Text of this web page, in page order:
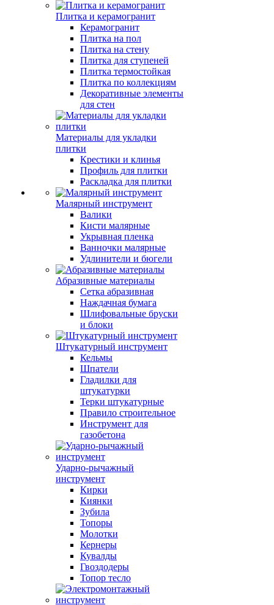
Плитка и керамогранит
Керамогранит
Плитка на пол
Плитка на стену
Плитка для ступеней
Плитка термостойкая
Плитка по коллекциям
Декоративные элементы
для стен
Материалы для укладки
плитки
Крестики и клинья
Профиль для плитки
Раскладка для плитки
Малярный инструмент
Валики
Кисти малярные
Укрывная пленка
Ванночки малярные
Удлинители и бюгели
Абразивные материалы
Сетка абразивная
Наждачная бумага
Шлифовальные бруски
и блоки
Штукатурный инструмент
Кельмы
Шпатели
Гладилки для
штукатурки
Терки штукатурные
Правило строительное
Инструмент для
газобетона
Ударно-рычажный
инструмент
Кирки
Киянки
Зубила
Топоры
Молотки
Кернеры
Кувалды
Гвоздодеры
Топор тесло